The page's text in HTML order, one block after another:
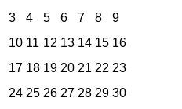
3
4 5 6 7 8
9
10 11 12 13 14 15 16
17 18 19 20 21 22 23
24 25 26 27 28 29 30